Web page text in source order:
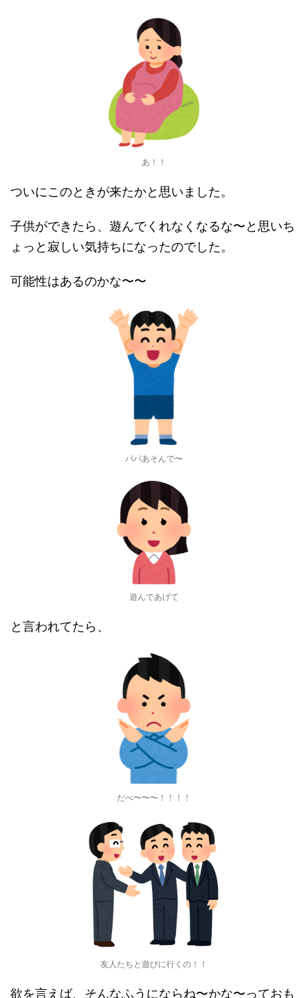
あ！！
ついにこのときが来たかと思いました。
子供ができたら、遊んでくれなくなるな〜と思いち
ょっと寂しい気持ちになったのでした。
可能性はあるのかな〜〜
パパあそんで〜
遊んであげて
と言われてたら、
だべ〜〜〜！！！！
友人たちと遊びに行くの！！
欲を言えば、そんなふうにならね〜かな〜っておも